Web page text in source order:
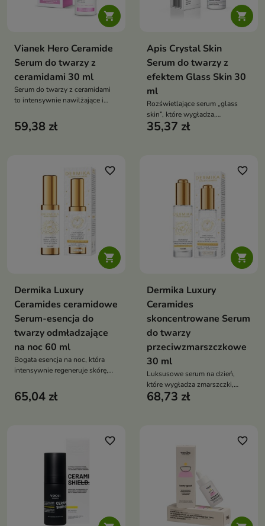

Vianek Hero Ceramide
Serum do twarzy z
ceramidami 30 ml
Serum do twarzy z ceramidami
to intensywnie nawilżające i
wzmacnia barierę hydrolipidową
skóry, poprawia jej elastyczność
59,38 zł

Apis Crystal Skin
Serum do twarzy z
efektem Glass Skin 30
ml
Rozświetlające serum „glass
skin”, które wygładza,
intensywnie nawilża i nadaje
35,37 zł

favorite_border
Dermika Luxury
Ceramides ceramidowe
Serum-esencja do
twarzy odmładzające
na noc 60 ml
Bogata esencja na noc, która
intensywnie regeneruje skórę,
przywraca jej promienny,
wypoczęty wygląd
65,04 zł

favorite_border
Dermika Luxury
Ceramides
skoncentrowane Serum
do twarzy
przeciwzmarszczkowe
30 ml
Luksusowe serum na dzień,
które wygładza zmarszczki,
intensywnie nawilża i rozświetla
68,73 zł
favorite_border favorite_border